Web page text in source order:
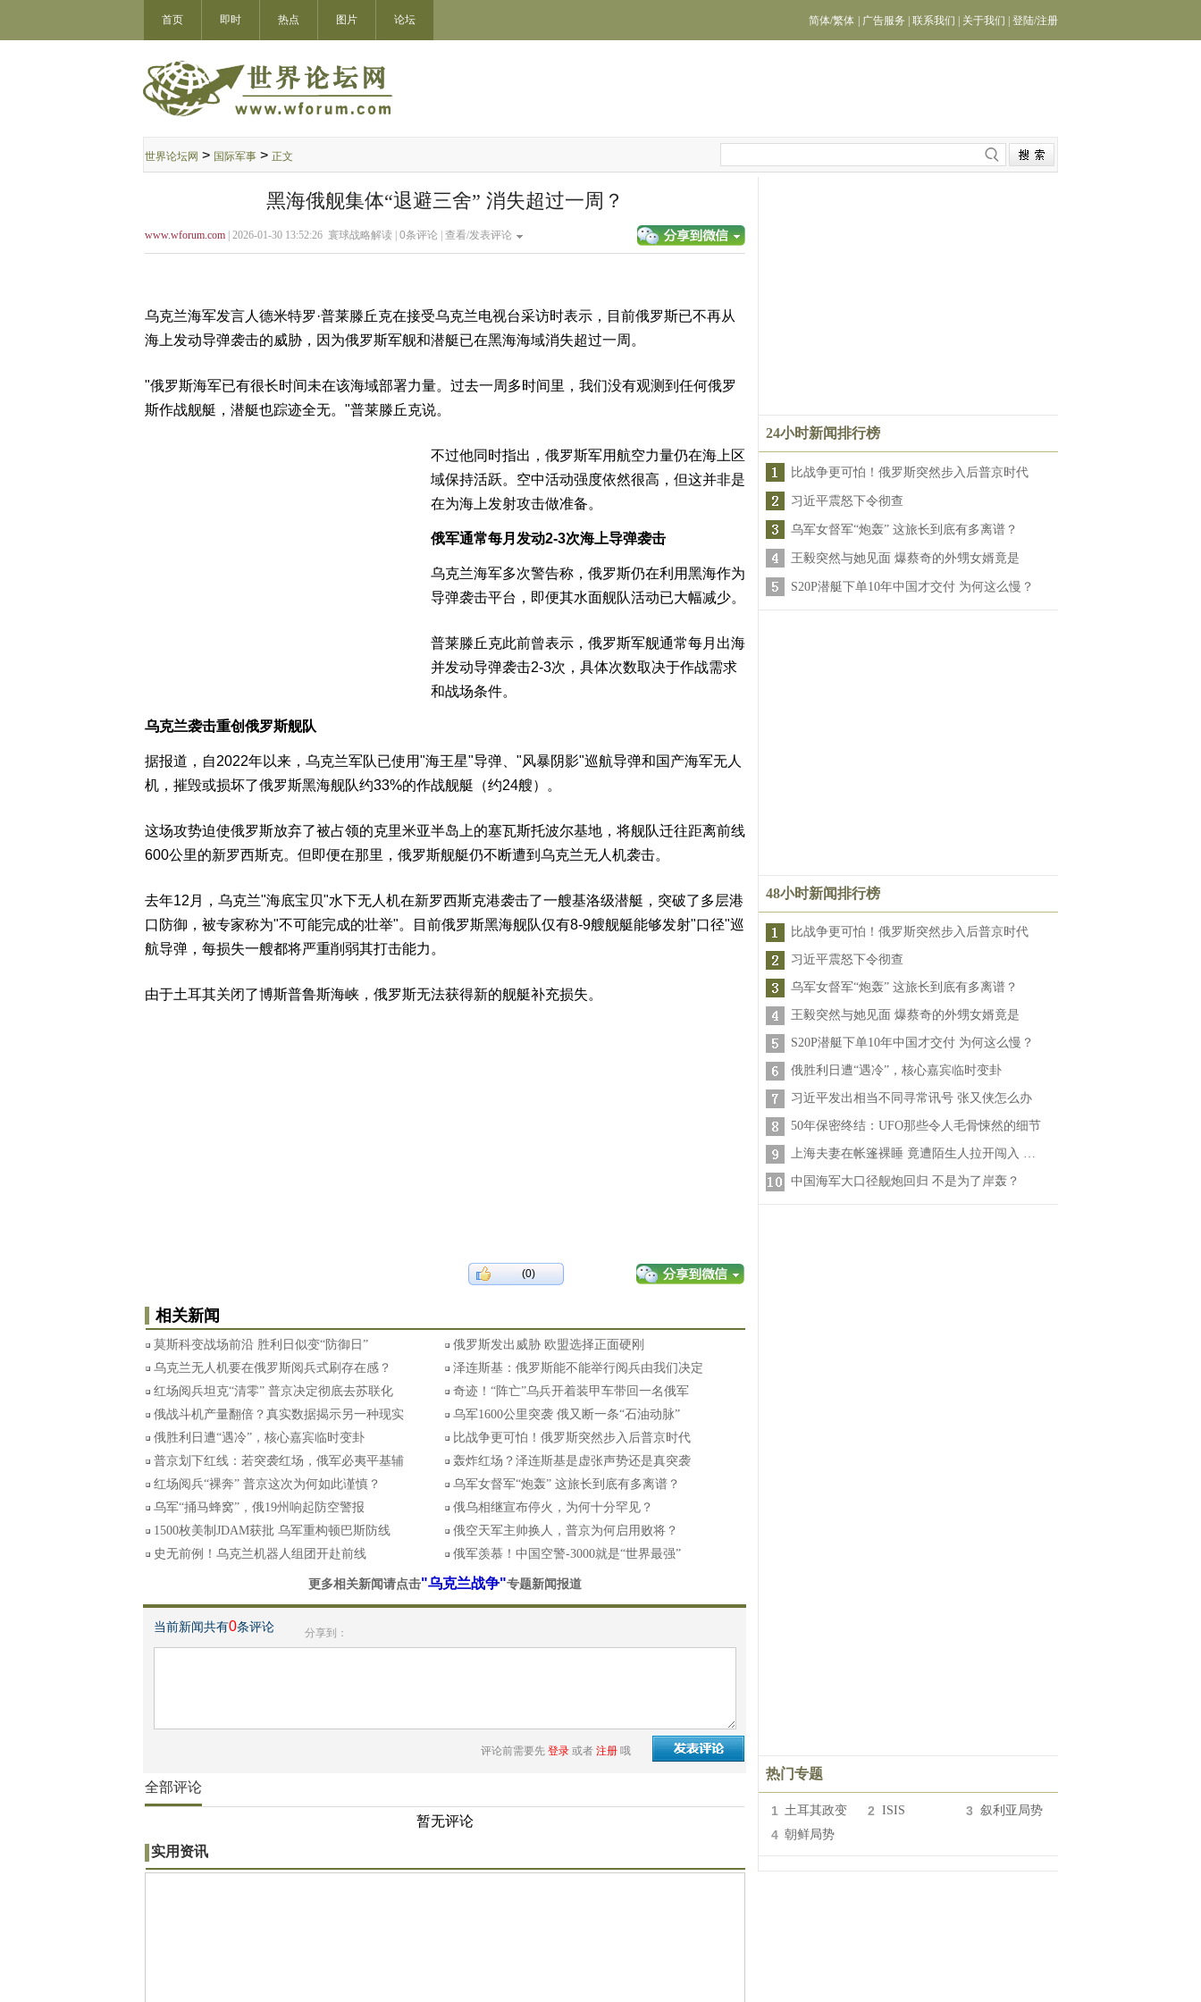
首页 即时 热点 图片 论坛 简体/繁体 广告服务 联系我们 关于我们 登陆/注册
世界论坛网 > 国际军事 > 正文
黑海俄舰集体“退避三舍” 消失超过一周？
www.wforum.com | 2026-01-30 13:52:26 寰球战略解读 | 0条评论 | 查看/发表评论
乌克兰海军发言人德米特罗·普莱滕丘克在接受乌克兰电视台采访时表示，目前俄罗斯已不再从
海上发动导弹袭击的威胁，因为俄罗斯军舰和潜艇已在黑海海域消失超过一周。
"俄罗斯海军已有很长时间未在该海域部署力量。过去一周多时间里，我们没有观测到任何俄罗
斯作战舰艇，潜艇也踪迹全无。"普莱滕丘克说。
不过他同时指出，俄罗斯军用航空力量仍在海上区
域保持活跃。空中活动强度依然很高，但这并非是
在为海上发射攻击做准备。
俄军通常每月发动2-3次海上导弹袭击
乌克兰海军多次警告称，俄罗斯仍在利用黑海作为
导弹袭击平台，即便其水面舰队活动已大幅减少。
普莱滕丘克此前曾表示，俄罗斯军舰通常每月出海
并发动导弹袭击2-3次，具体次数取决于作战需求
和战场条件。
乌克兰袭击重创俄罗斯舰队
据报道，自2022年以来，乌克兰军队已使用"海王星"导弹、"风暴阴影"巡航导弹和国产海军无人
机，摧毁或损坏了俄罗斯黑海舰队约33%的作战舰艇（约24艘）。
这场攻势迫使俄罗斯放弃了被占领的克里米亚半岛上的塞瓦斯托波尔基地，将舰队迁往距离前线
600公里的新罗西斯克。但即便在那里，俄罗斯舰艇仍不断遭到乌克兰无人机袭击。
去年12月，乌克兰"海底宝贝"水下无人机在新罗西斯克港袭击了一艘基洛级潜艇，突破了多层港
口防御，被专家称为"不可能完成的壮举"。目前俄罗斯黑海舰队仅有8-9艘舰艇能够发射"口径"巡
航导弹，每损失一艘都将严重削弱其打击能力。
由于土耳其关闭了博斯普鲁斯海峡，俄罗斯无法获得新的舰艇补充损失。
(0)
相关新闻
莫斯科变战场前沿 胜利日似变“防御日”
俄罗斯发出威胁 欧盟选择正面硬刚
乌克兰无人机要在俄罗斯阅兵式刷存在感？
泽连斯基：俄罗斯能不能举行阅兵由我们决定
红场阅兵坦克“清零” 普京决定彻底去苏联化
奇迹！“阵亡”乌兵开着装甲车带回一名俄军
俄战斗机产量翻倍？真实数据揭示另一种现实
乌军1600公里突袭 俄又断一条“石油动脉”
俄胜利日遭“遇冷”，核心嘉宾临时变卦
比战争更可怕！俄罗斯突然步入后普京时代
普京划下红线：若突袭红场，俄军必夷平基辅
轰炸红场？泽连斯基是虚张声势还是真突袭
红场阅兵“裸奔” 普京这次为何如此谨慎？
乌军女督军“炮轰” 这旅长到底有多离谱？
乌军“捅马蜂窝”，俄19州响起防空警报
俄乌相继宣布停火，为何十分罕见？
1500枚美制JDAM获批 乌军重构顿巴斯防线
俄空天军主帅换人，普京为何启用败将？
史无前例！乌克兰机器人组团开赴前线
俄军羡慕！中国空警-3000就是“世界最强”
更多相关新闻请点击"乌克兰战争"专题新闻报道
当前新闻共有0条评论 分享到：
评论前需要先 登录 或者 注册 哦
全部评论
暂无评论
实用资讯
24小时新闻排行榜
比战争更可怕！俄罗斯突然步入后普京时代
习近平震怒下令彻查
乌军女督军“炮轰” 这旅长到底有多离谱？
王毅突然与她见面 爆蔡奇的外甥女婿竟是
S20P潜艇下单10年中国才交付 为何这么慢？
48小时新闻排行榜
比战争更可怕！俄罗斯突然步入后普京时代
习近平震怒下令彻查
乌军女督军“炮轰” 这旅长到底有多离谱？
王毅突然与她见面 爆蔡奇的外甥女婿竟是
S20P潜艇下单10年中国才交付 为何这么慢？
俄胜利日遭“遇冷”，核心嘉宾临时变卦
习近平发出相当不同寻常讯号 张又侠怎么办
50年保密终结：UFO那些令人毛骨悚然的细节
上海夫妻在帐篷裸睡 竟遭陌生人拉开闯入 …
中国海军大口径舰炮回归 不是为了岸轰？
热门专题
1 土耳其政变 2 ISIS 3 叙利亚局势
4 朝鲜局势